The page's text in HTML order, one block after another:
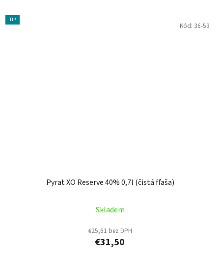
TIP
Pyrat XO Reserve 40% 0,7l (čistá fľaša)
hodnotenie
produktu
je
Skladem
€25,61 bez DPH
€31,50
Kód: 36-53